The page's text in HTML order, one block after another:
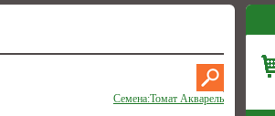
Семена:Томат Акварель